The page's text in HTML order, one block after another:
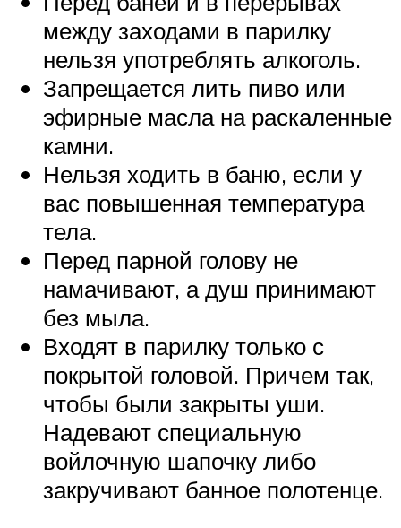
между заходами в парилку
нельзя употреблять алкоголь.
Запрещается лить пиво или
эфирные масла на раскаленные
камни.
Нельзя ходить в баню, если у
вас повышенная температура
тела.
Перед парной голову не
намачивают, а душ принимают
без мыла.
Входят в парилку только с
покрытой головой. Причем так,
чтобы были закрыты уши.
Надевают специальную
войлочную шапочку либо
закручивают банное полотенце.